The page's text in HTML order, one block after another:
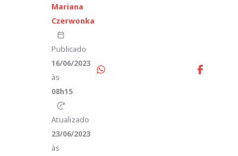
Mariana
Czerwonka
Publicado
16/06/2023
às
08h15
Atualizado
23/06/2023
às